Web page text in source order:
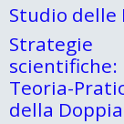
Studio delle
Strategie
Teoria-
della